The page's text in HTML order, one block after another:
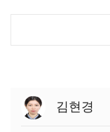
김현경